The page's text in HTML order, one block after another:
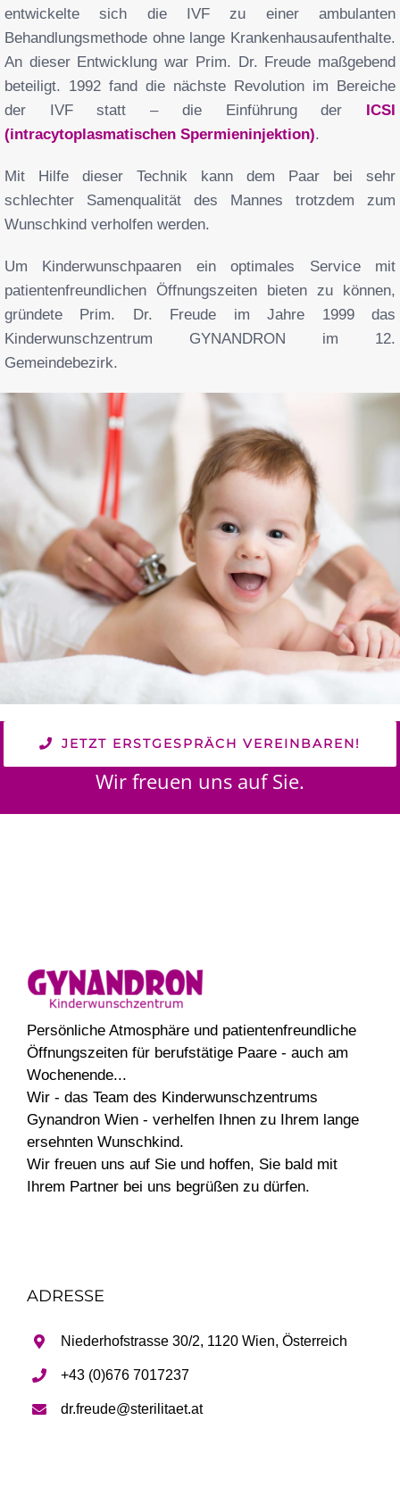
entwickelte sich die IVF zu einer ambulanten
Behandlungsmethode ohne lange Krankenhausaufenthalte.
An dieser Entwicklung war Prim. Dr. Freude maßgebend
beteiligt. 1992 fand die nächste Revolution im Bereiche
der IVF statt – die Einführung der ICSI
(intracytoplasmatischen Spermieninjektion).
Mit Hilfe dieser Technik kann dem Paar bei sehr
schlechter Samenqualität des Mannes trotzdem zum
Wunschkind verholfen werden.
Um Kinderwunschpaaren ein optimales Service mit
patientenfreundlichen Öffnungszeiten bieten zu können,
gründete Prim. Dr. Freude im Jahre 1999 das
Kinderwunschzentrum GYNANDRON im 12.
Gemeindebezirk.
JETZT ERSTGESPRÄCH VEREINBAREN!
Wir freuen uns auf Sie.
Persönliche Atmosphäre und patientenfreundliche
Öffnungszeiten für berufstätige Paare - auch am
Wochenende...
Wir - das Team des Kinderwunschzentrums
Gynandron Wien - verhelfen Ihnen zu Ihrem lange
ersehnten Wunschkind.
Wir freuen uns auf Sie und hoffen, Sie bald mit
Ihrem Partner bei uns begrüßen zu dürfen.
ADRESSE
Niederhofstrasse 30/2, 1120 Wien, Österreich
+43 (0)676 7017237
dr.freude@sterilitaet.at